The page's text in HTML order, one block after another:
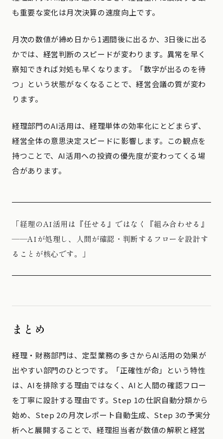
も重要な変化は月次決算の速度向上です。
月次の数値が締め日から1週間後に出るか、3日後に出る
かでは、経営判断のスピードが変わります。異常を早く
察知できれば対処も早くなります。「数字が出るのを待
つ」という状態がなくなることで、経営会議の質が変わ
ります。
経理部門のAI活用は、経理単体の効率化にとどまらず、
経営全体の意思決定スピードに影響します。この観点を
持つことで、AI活用への投資の優先度が変わってくる場
合があります。
「経理のAI活用は『任せる』ではなく『組み合わせる』
——AIが処理し、人間が確認・判断するフローを設計す
ることが核心です。」
まとめ
経理・財務部門は、定型業務の多さからAI活用の効果が
出やすい部門のひとつです。「正確性が命」という特性
は、AIを排除する理由ではなく、AIと人間の確認フロー
を丁寧に設計する理由です。Step 1の仕訳自動分類から
始め、Step 2の月次レポート自動生成、Step 3の予実分
析へと展開することで、経理担当者が数値の解釈と経営